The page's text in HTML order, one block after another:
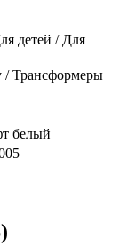
детей / Для
/ Трансформеры
белый